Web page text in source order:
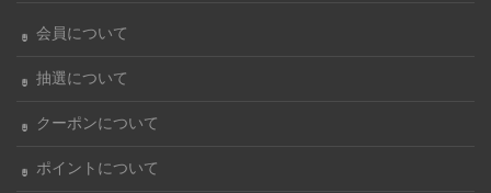
会員について
抽選について
クーポンについて
ポイントについて